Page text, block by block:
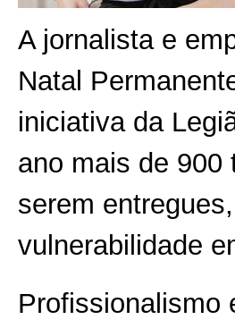
A jornalista e
Natal
iniciativa da
ano mais de 900
serem
vulnerabilidade
Profissionalismo